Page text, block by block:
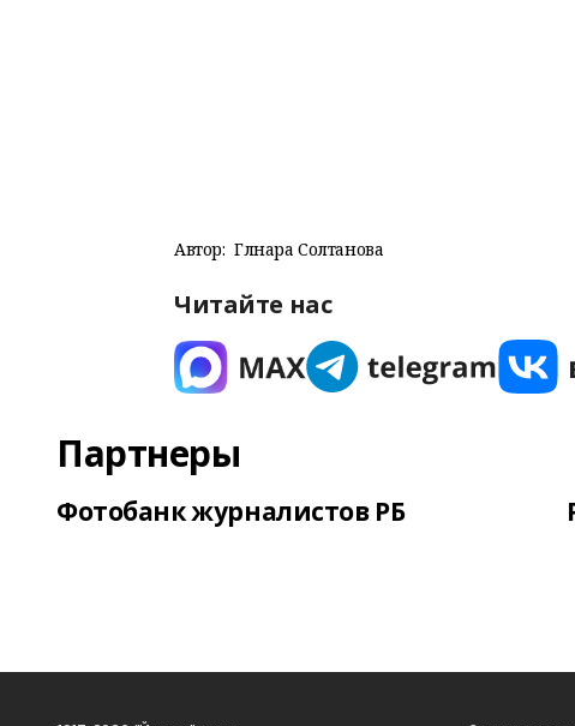
Автор: Гөлнара Солтанова
Читайте нас
Партнеры
Фотобанк журналистов РБ